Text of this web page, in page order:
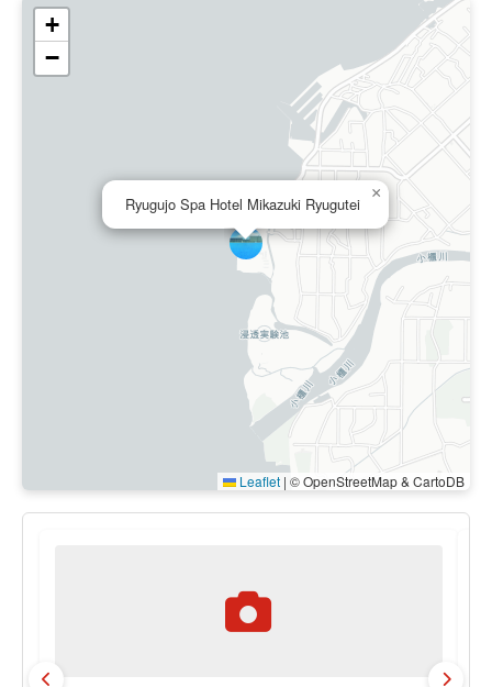
Ryugujo Spa Hotel Mikazuki Ryugutei
×
+
−
Leaflet | © OpenStreetMap & CartoDB